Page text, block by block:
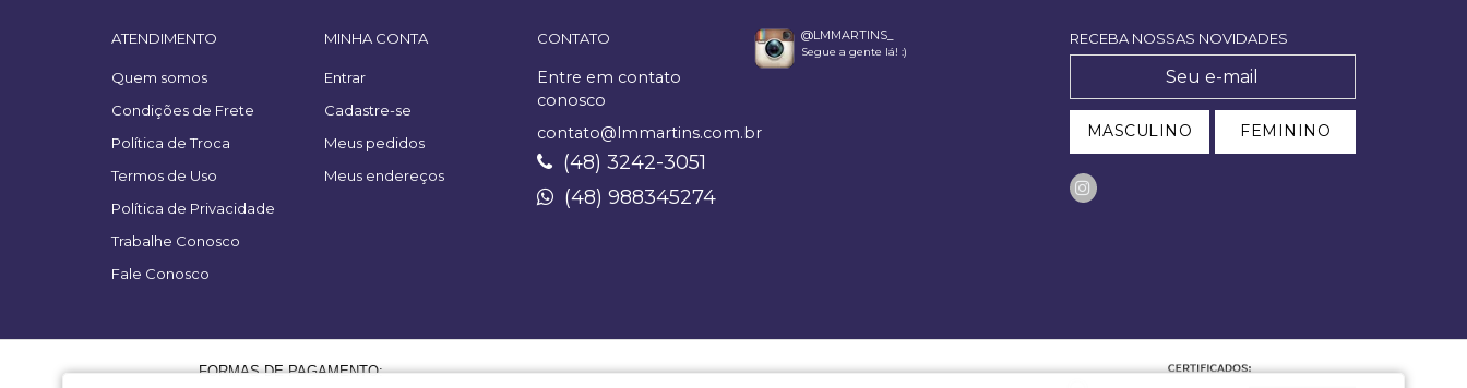
ATENDIMENTO
Quem somos
Condições de Frete
Política de Troca
Termos de Uso
Política de Privacidade
Trabalhe Conosco
Fale Conosco
MINHA CONTA
Entrar
Cadastre-se
Meus pedidos
Meus endereços
CONTATO
Entre em contato
conosco
contato@lmmartins.com.br
(48) 3242-3051
(48) 988345274
@LMMARTINS_
Segue a gente lá! :)
RECEBA NOSSAS NOVIDADES
MASCULINO FEMININO
FORMAS DE PAGAMENTO: